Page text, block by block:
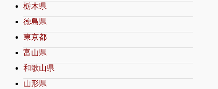
栃木県
徳島県
東京都
富山県
和歌山県
山形県